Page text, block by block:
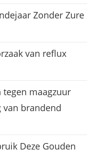
Zonder Zure
van reflux
maagzuur
brandend
Deze Gouden